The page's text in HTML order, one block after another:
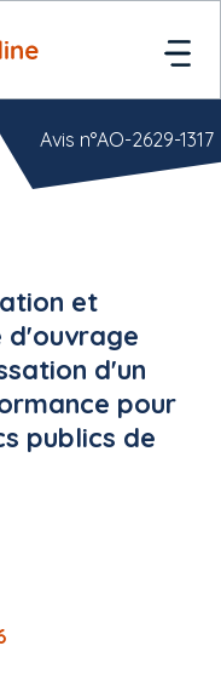
et
d'ouvrage
d'un
pour
publics de
Avis n°AO-2629-1317